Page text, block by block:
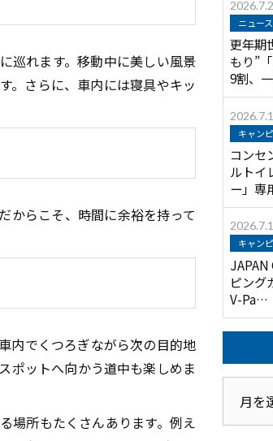
巡れます。移動中に美しい風景
。さらに、車内には寝具やキッ
からこそ、時間に余裕を持って
内でくつろぎながら次の目的地
ポットへ向かう道中も楽しめま
場所もたくさんあります。例え
ニュー
更年期
もり”
9割、
キャン
コンセ
ルトイ
ー」専
キャン
JAPAN
ピング
V-Pa…